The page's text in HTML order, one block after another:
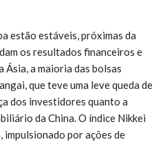
estão estáveis, próximas da
os resultados financeiros e
Ásia, a maioria das bolsas
que teve uma leve queda de
dos investidores quanto a
da China. O índice Nikkei
impulsionado por ações de